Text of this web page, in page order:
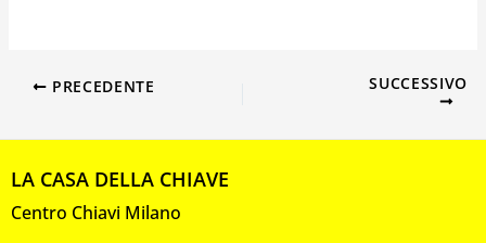
PRECEDENTE SUCCESSIVO
LA CASA DELLA CHIAVE
Centro Chiavi Milano